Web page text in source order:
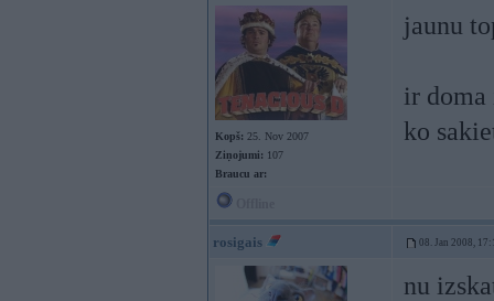
Kopš: 25. Nov 2007
Ziņojumi: 107
Braucu ar:
jaunu
ir doma
ko
rosigais 08. Jan 2008,
nu